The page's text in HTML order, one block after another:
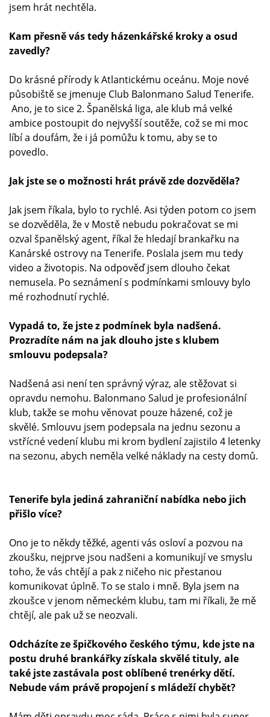
jsem hrát nechtěla.
Kam přesně vás tedy házenkářské kroky a osud
zavedly?
Do krásné přírody k Atlantickému oceánu. Moje nové
působiště se jmenuje Club Balonmano Salud Tenerife.
Ano, je to sice 2. Španělská liga, ale klub má velké
ambice postoupit do nejvyšší soutěže, což se mi moc
líbí a doufám, že i já pomůžu k tomu, aby se to
povedlo.
Jak jste se o možnosti hrát právě zde dozvěděla?
Jak jsem říkala, bylo to rychlé. Asi týden potom co jsem
se dozvěděla, že v Mostě nebudu pokračovat se mi
ozval španělský agent, říkal že hledají brankařku na
Kanárské ostrovy na Tenerife. Poslala jsem mu tedy
video a životopis. Na odpověď jsem dlouho čekat
nemusela. Po seznámení s podmínkami smlouvy bylo
mé rozhodnutí rychlé.
Vypadá to, že jste z podmínek byla nadšená.
Prozradíte nám na jak dlouho jste s klubem
smlouvu podepsala?
Nadšená asi není ten správný výraz, ale stěžovat si
opravdu nemohu. Balonmano Salud je profesionální
klub, takže se mohu věnovat pouze házené, což je
skvělé. Smlouvu jsem podepsala na jednu sezonu a
vstřícné vedení klubu mi krom bydlení zajistilo 4 letenky
na sezonu, abych neměla velké náklady na cesty domů.
Tenerife byla jediná zahraniční nabídka nebo jich
přišlo více?
Ono je to někdy těžké, agenti vás osloví a pozvou na
zkoušku, nejprve jsou nadšeni a komunikují ve smyslu
toho, že vás chtějí a pak z ničeho nic přestanou
komunikovat úplně. To se stalo i mně. Byla jsem na
zkoušce v jenom německém klubu, tam mi říkali, že mě
chtějí, ale pak už se neozvali.
Odcházíte ze špičkového českého týmu, kde jste na
postu druhé brankářky získala skvělé tituly, ale
také jste zastávala post oblíbené trenérky dětí.
Nebude vám právě propojení s mládeží chybět?